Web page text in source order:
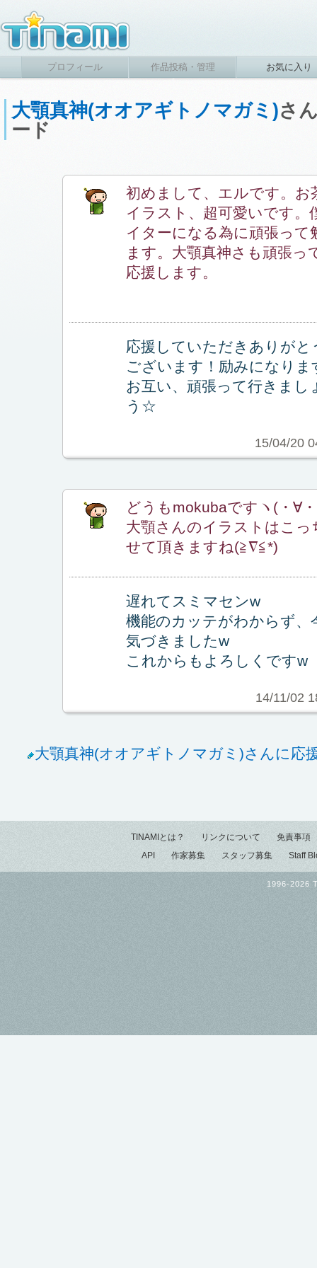
プロフィール 作品投稿・管理 お気に入り
大顎真神(オオアギトノマガミ)さ
ード
初めまして、エルです。お
イラスト、超可愛いです。
イターになる為に頑張って
ます。大顎真神さも頑張っ
応援します。
応援していただきありがと
ございます！励みになりま
お互い、頑張って行きまし
う☆
15/04/20
どうもmokubaですヽ(・∀
大顎さんのイラストはこっ
せて頂きますね(≧∇≦*)
遅れてスミマセンw
機能のカッテがわからず、
気づきましたw
これからもよろしくですw
14/11/02
大顎真神(オオアギトノマガミ)さんに応
TINAMIとは？ リンクについて
免責事項
API
作家募集 スタッフ募集 Staff
1996-2026